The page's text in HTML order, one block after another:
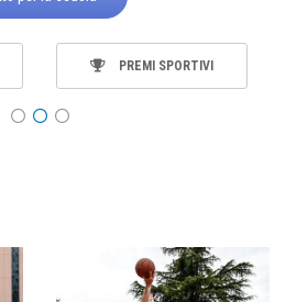
PREMI SPORTIVI